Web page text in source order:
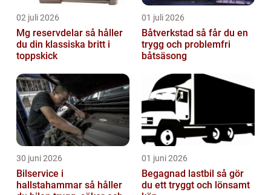
02 juli 2026
Mg reservdelar så håller
du din klassiska britt i
toppskick
01 juli 2026
Båtverkstad så får du en
trygg och problemfri
båtsäsong
30 juni 2026
Bilservice i
hallstahammar så håller
01 juni 2026
Begagnad lastbil så gör
du ett tryggt och lönsamt